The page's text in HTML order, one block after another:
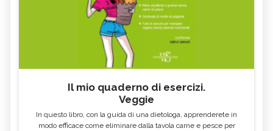
Il mio quaderno di esercizi.
Veggie
In questo libro, con la guida di una dietologa, apprenderete in
modo efficace come eliminare dalla tavola carne e pesce per